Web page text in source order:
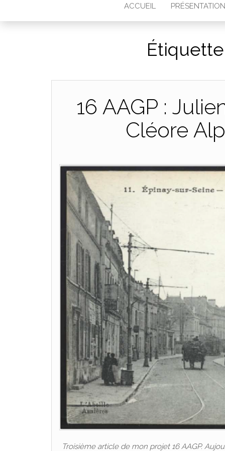
ACCUEIL PRÉSENTATION
Étiquette
16 AAGP :
Cléore
Troisième article de mon projet 16 AAGP.